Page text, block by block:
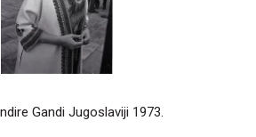
Gandi Jugoslaviji 1973.